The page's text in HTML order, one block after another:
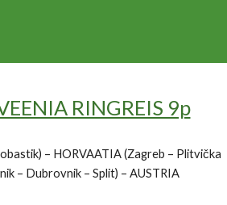
RINGREIS 9p
– HORVAATIA (Zagreb – Plitvička
– Dubrovnik – Split) – AUSTRIA